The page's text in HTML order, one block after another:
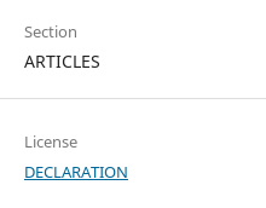
Section
ARTICLES
License
DECLARATION